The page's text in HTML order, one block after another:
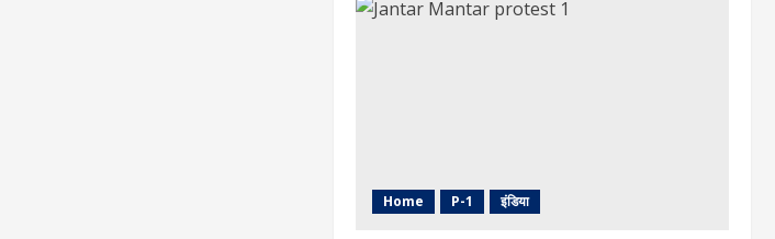
Home P-1 इंडिया